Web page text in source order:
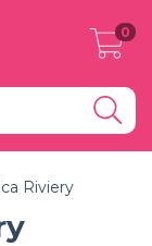
0
Riviery